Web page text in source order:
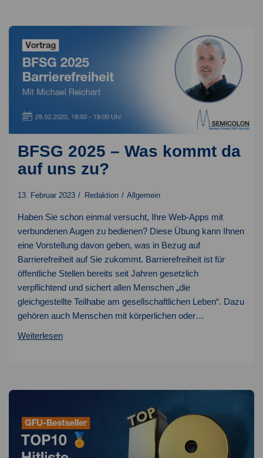
Boot
BFSG 2025 – Was kommt da
auf uns zu?
13. Februar 2023 Redaktion Allgemein
Haben Sie schon einmal versucht, Ihre Web-Apps mit
verbundenen Augen zu bedienen? Diese Übung kann Ihnen
eine Vorstellung davon geben, was in Bezug auf
Barrierefreiheit auf Sie zukommt. Barrierefreiheit ist für
öffentliche Stellen bereits seit Jahren gesetzlich
verpflichtend und sichert allen Menschen „die
gleichgestellte Teilhabe am gesellschaftlichen Leben“. Dazu
gehören auch Menschen mit körperlichen oder…
WeiterlesenBFSG
kommt
auf
uns
zu?